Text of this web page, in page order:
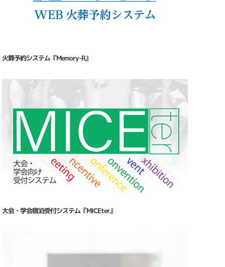
火葬予約システム『Memory-R』
大会・学会宿泊受付システム『MICEter』